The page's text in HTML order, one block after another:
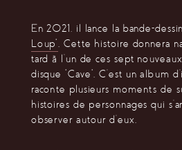
En 2021, il lance la bande-
Loup”. Cette histoire donnera
tard à l’un de ces sept
disque “Cave”. C’est un album
raconte plusieurs moments de
histoires de personnages qui
observer autour d’eux.